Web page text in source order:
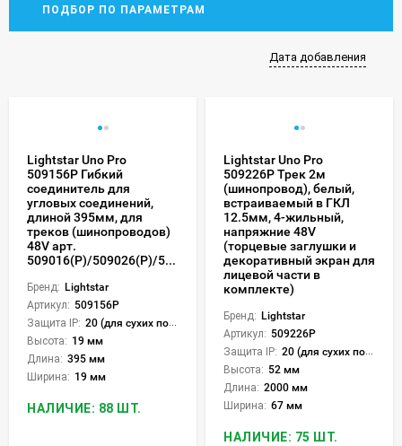
ПОДБОР ПО ПАРАМЕТРАМ
Дата добавления
Lightstar Uno Pro
509156P Гибкий
соединитель для
угловых соединений,
длиной 395мм, для
треков (шинопроводов)
48V арт.
509016(P)/509026(P)/509036P/509226(P)/509236P
Бренд: Lightstar
Артикул: 509156P
Защита IP: 20 (для сухих пом.)
Высота: 19 мм
Длина: 395 мм
Ширина: 19 мм
НАЛИЧИЕ: 88 ШТ.
Lightstar Uno Pro
509226P Трек 2м
(шинопровод), белый,
встраиваемый в ГКЛ
12.5мм, 4-жильный,
напряжние 48V
(торцевые заглушки и
декоративный экран для
лицевой части в
комплекте)
Бренд: Lightstar
Артикул: 509226P
Защита IP: 20 (для сухих пом.)
Высота: 52 мм
Длина: 2000 мм
Ширина: 67 мм
НАЛИЧИЕ: 75 ШТ.